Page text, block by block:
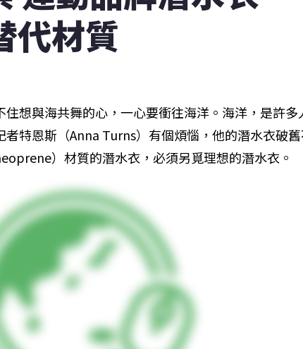
代材質
想與海共舞的心，一心要衝往海洋。海洋，是許多
者特恩斯（Anna Turns）有個煩惱，他的潛水衣破
）材質的潛水衣，必須另覓理想的潛水衣。